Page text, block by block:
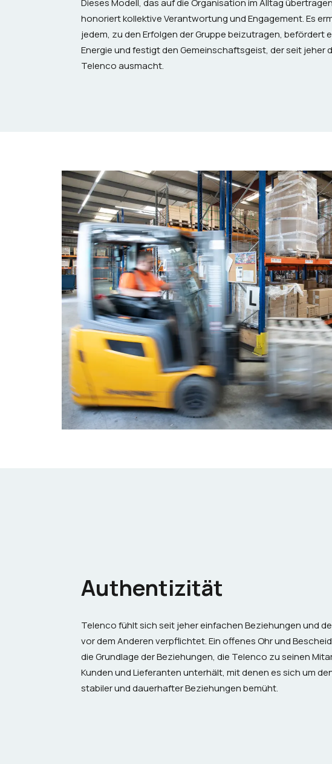
Dieses Modell, das auf die Organisation im Alltag
honoriert kollektive Verantwortung und Engagement. Es
jedem, zu den Erfolgen der Gruppe beizutragen, befördert
Energie und festigt den Gemeinschaftsgeist, der seit jeher
Telenco ausmacht.
Authentizität
Telenco fühlt sich seit jeher einfachen Beziehungen und
vor dem Anderen verpflichtet. Ein offenes Ohr und
die Grundlage der Beziehungen, die Telenco zu seinen
Kunden und Lieferanten unterhält, mit denen es sich um
stabiler und dauerhafter Beziehungen bemüht.